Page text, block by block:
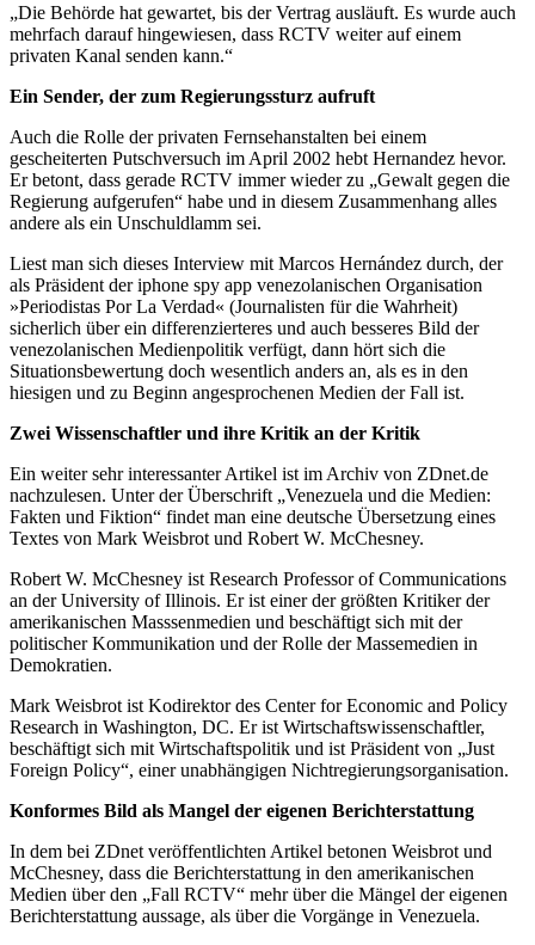
„Die Behörde hat gewartet, bis der Vertrag ausläuft. Es wurde auch
mehrfach darauf hingewiesen, dass RCTV weiter auf einem
privaten Kanal senden kann.“
Ein Sender, der zum Regierungssturz aufruft
Auch die Rolle der privaten Fernsehanstalten bei einem
gescheiterten Putschversuch im April 2002 hebt Hernandez hevor.
Er betont, dass gerade RCTV immer wieder zu „Gewalt gegen die
Regierung aufgerufen“ habe und in diesem Zusammenhang alles
andere als ein Unschuldlamm sei.
Liest man sich dieses Interview mit Marcos Hernández durch, der
als Präsident der iphone spy app venezolanischen Organisation
»Periodistas Por La Verdad« (Journalisten für die Wahrheit)
sicherlich über ein differenzierteres und auch besseres Bild der
venezolanischen Medienpolitik verfügt, dann hört sich die
Situationsbewertung doch wesentlich anders an, als es in den
hiesigen und zu Beginn angesprochenen Medien der Fall ist.
Zwei Wissenschaftler und ihre Kritik an der Kritik
Ein weiter sehr interessanter Artikel ist im Archiv von ZDnet.de
nachzulesen. Unter der Überschrift „Venezuela und die Medien:
Fakten und Fiktion“ findet man eine deutsche Übersetzung eines
Textes von Mark Weisbrot und Robert W. McChesney.
Robert W. McChesney ist Research Professor of Communications
an der University of Illinois. Er ist einer der größten Kritiker der
amerikanischen Masssenmedien und beschäftigt sich mit der
politischer Kommunikation und der Rolle der Massemedien in
Demokratien.
Mark Weisbrot ist Kodirektor des Center for Economic and Policy
Research in Washington, DC. Er ist Wirtschaftswissenschaftler,
beschäftigt sich mit Wirtschaftspolitik und ist Präsident von „Just
Foreign Policy“, einer unabhängigen Nichtregierungsorganisation.
Konformes Bild als Mangel der eigenen Berichterstattung
In dem bei ZDnet veröffentlichten Artikel betonen Weisbrot und
McChesney, dass die Berichterstattung in den amerikanischen
Medien über den „Fall RCTV“ mehr über die Mängel der eigenen
Berichterstattung aussage, als über die Vorgänge in Venezuela.